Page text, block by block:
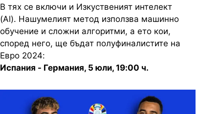
В тях се включи и Изкуственият интелект
(Al). Нашумелият метод използва машинно
обучение и сложни алгоритми, а ето кои,
според него, ще бъдат полуфиналистите на
Евро 2024:
Испания - Германия, 5 юли, 19:00 ч.